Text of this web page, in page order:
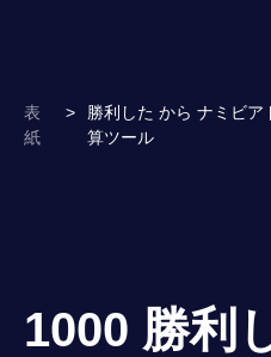
表
紙
>
勝利した から ナミビ
算ツール
1000 勝利